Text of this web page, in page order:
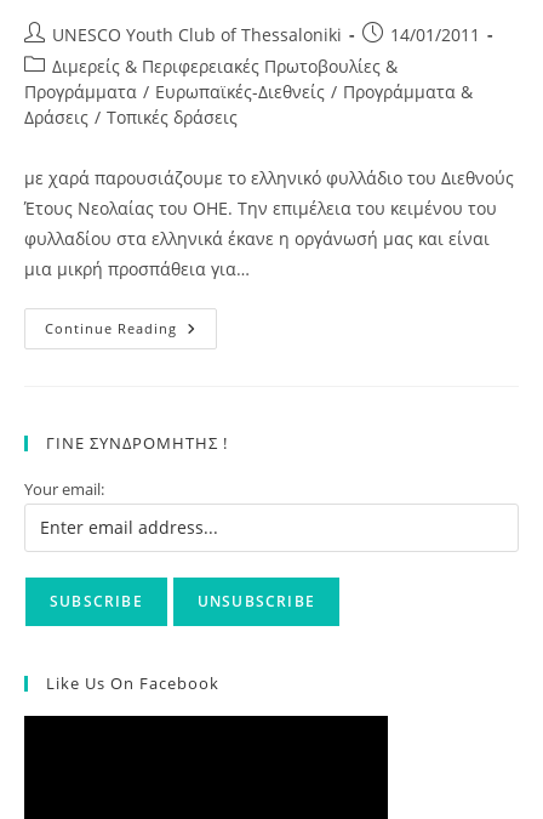
Post
author:
UNESCO Youth Club of Thessaloniki
Post
published:
14/01/2011
Post
category:
Διμερείς & Περιφερειακές Πρωτοβουλίες &
Προγράμματα / Ευρωπαϊκές-Διεθνείς / Προγράμματα &
Δράσεις / Τοπικές δράσεις
με χαρά παρουσιάζουμε το ελληνικό φυλλάδιο του Διεθνούς
Έτους Νεολαίας του ΟΗΕ. Την επιμέλεια του κειμένου του
φυλλαδίου στα ελληνικά έκανε η οργάνωσή μας και είναι
μια μικρή προσπάθεια για…
Continue Reading Διεθνές
Έτος
ΓΙΝΕ ΣΥΝΔΡΟΜΗΤΗΣ !
Your email:
Like Us On Facebook